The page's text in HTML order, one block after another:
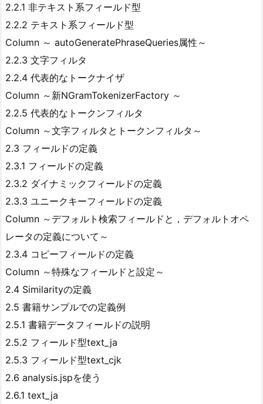
2.2.1 非テキスト系フィールド型
2.2.2 テキスト系フィールド型
Column ～ autoGeneratePhraseQueries属性～
2.2.3 文字フィルタ
2.2.4 代表的なトークナイザ
Column ～新NGramTokenizerFactory ～
2.2.5 代表的なトークンフィルタ
Column ～文字フィルタとトークンフィルタ～
2.3 フィールドの定義
2.3.1 フィールドの定義
2.3.2 ダイナミックフィールドの定義
2.3.3 ユニークキーフィールドの定義
Column ～デフォルト検索フィールドと，デフォルトオペ
レータの定義について～
2.3.4 コピーフィールドの定義
Column ～特殊なフィールドと設定～
2.4 Similarityの定義
2.5 書籍サンプルでの定義例
2.5.1 書籍データフィールドの説明
2.5.2 フィールド型text_ja
2.5.3 フィールド型text_cjk
2.6 analysis.jspを使う
2.6.1 text_ja